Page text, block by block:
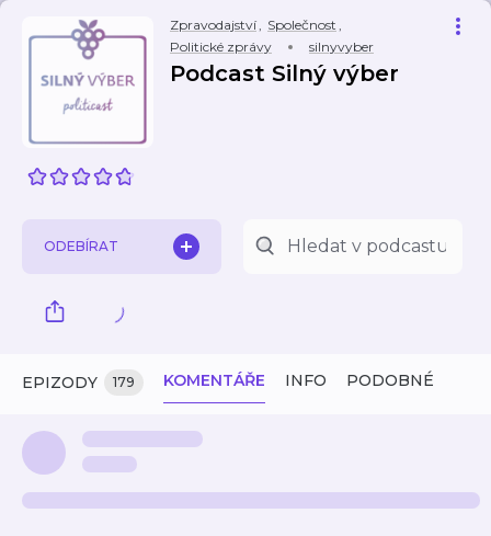
Zpravodajství, Společnost ,
Politické zprávy
silnyvyber
Podcast Silný výber
ODEBÍRAT
EPIZODY 179 KOMENTÁŘE INFO PODOBNÉ